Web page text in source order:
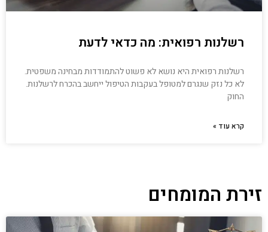
רשלנות רפואית: מה כדאי לדעת
רשלנות רפואית היא נושא לא פשוט להתמודדות מבחינה משפטית.
לא כל נזק שנגרם למטופל בעקבות הטיפול ייחשב בהכרח לרשלנות.
החוק
קרא עוד »
זירת המומחים